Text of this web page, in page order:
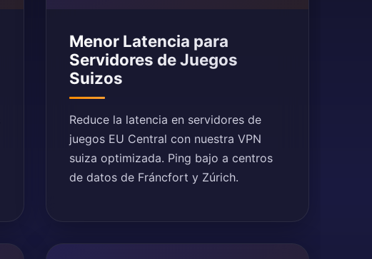
Menor Latencia para
Servidores de Juegos
Suizos
Reduce la latencia en servidores de
juegos EU Central con nuestra VPN
suiza optimizada. Ping bajo a centros
de datos de Fráncfort y Zúrich.